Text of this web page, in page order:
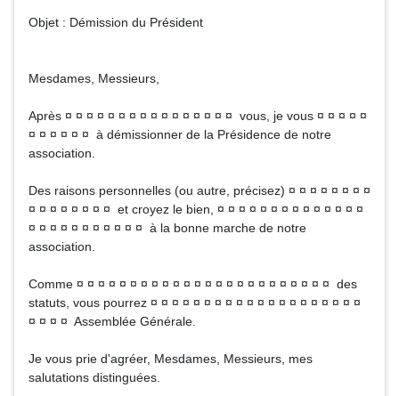
Objet : Démission du Président
Mesdames, Messieurs,
Après ¤ ¤ ¤ ¤ ¤ ¤ ¤ ¤ ¤ ¤ ¤ ¤ ¤ ¤ ¤ ¤ vous, je vous ¤ ¤ ¤ ¤ ¤
¤ ¤ ¤ ¤ ¤ ¤ à démissionner de la Présidence de notre
association.
Des raisons personnelles (ou autre, précisez) ¤ ¤ ¤ ¤ ¤ ¤ ¤ ¤
¤ ¤ ¤ ¤ ¤ ¤ ¤ ¤ et croyez le bien, ¤ ¤ ¤ ¤ ¤ ¤ ¤ ¤ ¤ ¤ ¤ ¤ ¤ ¤
¤ ¤ ¤ ¤ ¤ ¤ ¤ ¤ ¤ ¤ ¤ à la bonne marche de notre
association.
Comme ¤ ¤ ¤ ¤ ¤ ¤ ¤ ¤ ¤ ¤ ¤ ¤ ¤ ¤ ¤ ¤ ¤ ¤ ¤ ¤ ¤ ¤ ¤ ¤ des
statuts, vous pourrez ¤ ¤ ¤ ¤ ¤ ¤ ¤ ¤ ¤ ¤ ¤ ¤ ¤ ¤ ¤ ¤ ¤ ¤ ¤ ¤
¤ ¤ ¤ ¤ Assemblée Générale.
Je vous prie d'agréer, Mesdames, Messieurs, mes
salutations distinguées.